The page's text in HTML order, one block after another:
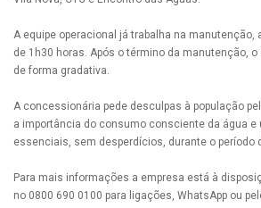
A equipe operacional já trabalha na manutenção,
de 1h30 horas. Após o término da manutenção,
de forma gradativa.
A concessionária pede desculpas à população
a importância do consumo consciente da água e
essenciais, sem desperdícios, durante o período
Para mais informações a empresa está à
no 0800 690 0100 para ligações, WhatsApp ou